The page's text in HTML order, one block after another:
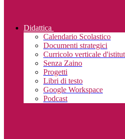
Didattica
Calendario Scolastico
Documenti strategici
Curricolo verticale
Senza Zaino
Progetti
Libri di testo
Google Workspace
Podcast